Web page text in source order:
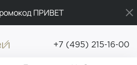
ПРИВЕТ
доставка от 5 000₽
+7 (495) 215-16-00